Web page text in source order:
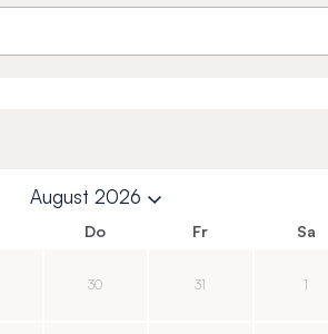
August 2026
Do Fr Sa
30 31 1